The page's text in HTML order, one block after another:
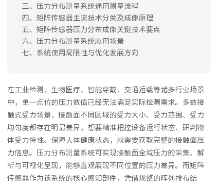
三、压力分布测量系统通用测量流程
四、矩阵传感器主流技术分类及成像原理
五、矩阵传感器压力分布成像关键技术要点
六、压力分布测量系统应用场景
七、系统使用局限性与优化发展方向
在工业检测、生物医疗、智能穿戴、交通运载等诸多行业场景
中，单一点位的压力数值已经无法满足实际检测需求。多数接
触式受力场景，接触面不同区域的受力大小、受力范围、受力
均匀度都存在明显差异，想要精准把控设备运行状态、研判物
体受力特性、保障人体健康状态，就需要获取完整的接触面压
力信息。压力分布测量系统可实现接触面全域压力的采集、解
析与可视化呈现，能够直观展现不同位置的压力差异。而矩阵
传感器作为该系统的核心感知部件，凭借规整的阵列排布结